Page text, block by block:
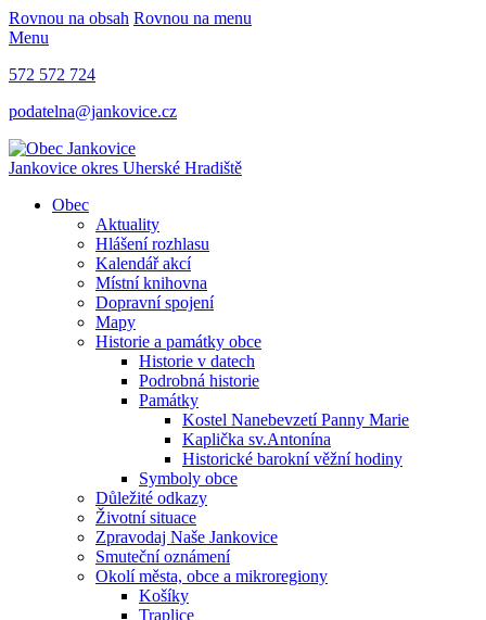
Rovnou na obsah Rovnou na menu
Menu
572 572 724
podatelna@jankovice.cz
Jankovice okres Uherské Hradiště
Obec
Aktuality
Hlášení rozhlasu
Kalendář akcí
Místní knihovna
Dopravní spojení
Mapy
Historie a památky obce
Historie v datech
Podrobná historie
Památky
Kostel Nanebevzetí Panny Marie
Kaplička sv.Antonína
Historické barokní věžní hodiny
Symboly obce
Důležité odkazy
Životní situace
Zpravodaj Naše Jankovice
Smuteční oznámení
Okolí města, obce a mikroregiony
Košíky
Traplice